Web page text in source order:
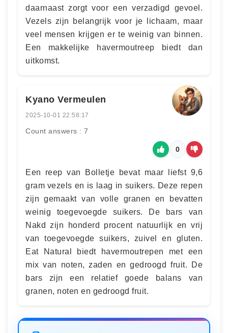
daarnaast zorgt voor een verzadigd gevoel.
Vezels zijn belangrijk voor je lichaam, maar
veel mensen krijgen er te weinig van binnen.
Een makkelijke havermoutreep biedt dan
uitkomst.
Kyano Vermeulen
2025-10-01 22:58:17
Count answers : 7
0
Een reep van Bolletje bevat maar liefst 9,6
gram vezels en is laag in suikers. Deze repen
zijn gemaakt van volle granen en bevatten
weinig toegevoegde suikers. De bars van
Nakd zijn honderd procent natuurlijk en vrij
van toegevoegde suikers, zuivel en gluten.
Eat Natural biedt havermoutrepen met een
mix van noten, zaden en gedroogd fruit. De
bars zijn een relatief goede balans van
granen, noten en gedroogd fruit.